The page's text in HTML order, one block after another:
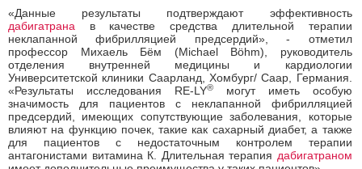
«Данные результаты подтверждают эффективность
дабигатрана в качестве средства длительной терапии
неклапанной фибрилляцией предсердий», - отметил
профессор Михаель Бём (Michael Böhm), руководитель
отделения внутренней медицины и кардиологии
Университетской клиники Саарланд, Хомбург/ Саар, Германия.
«Результаты исследования RE-LY®могут иметь особую
значимость для пациентов с неклапанной фибрилляцией
предсердий, имеющих сопутствующие заболевания, которые
влияют на функцию почек, такие как сахарный диабет, а также
для пациентов с недостаточным контролем терапии
антагонистами витамина К. Длительная терапия дабигатраном